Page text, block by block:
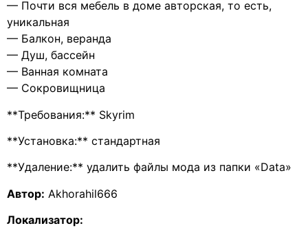
— Почти вся мебель в доме авторская, то есть,
уникальная
— Балкон, веранда
— Душ, бассейн
— Ванная комната
— Сокровищница
**Требования:** Skyrim
**Установка:** стандартная
**Удаление:** удалить файлы мода из папки «Data»
Автор: Akhorahil666
Локализатор: